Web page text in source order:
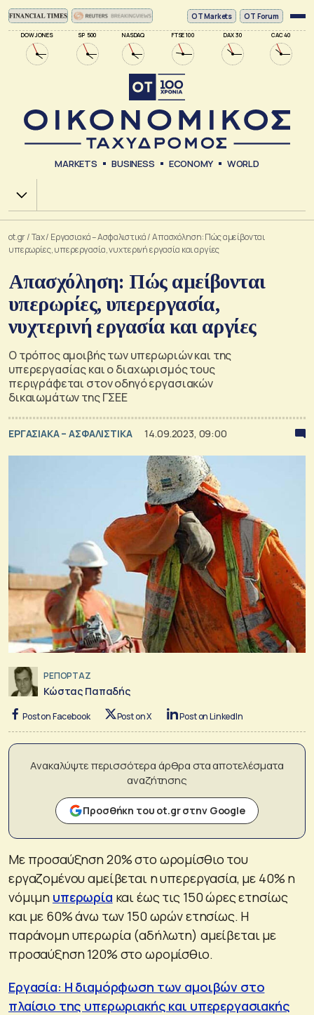
DOW JONES SP 500 NASDAQ FTSE 100 DAX 30 CAC 40
ΟΤ Markets OT Forum
MARKETS BUSINESS ECONOMY WORLD
Χ.Α.
ot.gr/Tax/ Εργασιακά – Ασφαλιστικά/Απασχόληση: Πώς αμείβονται
υπερωρίες, υπερεργασία, νυχτερινή εργασία και αργίες
Απασχόληση: Πώς αμείβονται
υπερωρίες, υπερεργασία,
νυχτερινή εργασία και αργίες
Ο τρόπος αμοιβής των υπερωριών και της
υπερεργασίας και ο διαχωρισμός τους
περιγράφεται στον οδηγό εργασιακών
δικαιωμάτων της ΓΣΕΕ
ΕΡΓΑΣΙΑΚΑ – ΑΣΦΑΛΙΣΤΙΚΑ 14.09.2023, 09:00
ΡΕΠΟΡΤΑΖ
Κώστας Παπαδής
Post on Facebook Post on X Post on LinkedIn
Ανακαλύψτε περισσότερα άρθρα στα αποτελέσματα
αναζήτησης
Προσθήκη του ot.gr στην Google
Με προσαύξηση 20% στο ωρομίσθιο του
εργαζομένου αμείβεται η υπερεργασία, με 40% η
νόμιμη υπερωρία και έως τις 150 ώρες ετησίως
και με 60% άνω των 150 ωρών ετησίως. Η
παράνομη υπερωρία (αδήλωτη) αμείβεται με
προσαύξηση 120% στο ωρομίσθιο.
Εργασία: Η διαμόρφωση των αμοιβών στο
πλαίσιο της υπερωριακής και υπερεργασιακής